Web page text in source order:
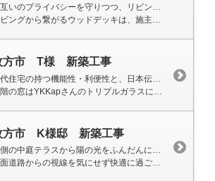
プライバシーを守りつつ、リビングは一つにまとめてコミュニケーションも取りやすい作りになっています。
ら繋がるウッドデッキは、施主様が大事にしているマキの木を残しつつ製作し、日当たりも良く目隠しフェンスで外からの視線も気にならない快適な作りになっています。
方市 T様 新築工事
YKKapさんのトリプルガラスに。冷暖房の効果が抜群になっております。施主様の思いを、設計士様、職人様、私どもがまごころ込めて丁寧に創り上げました。
方市 K様邸 新築工事
南側の中庭テラスから陽の光をふんだんに取り込み、
道路からの視線を気にせず快適に過ごせる住宅が完成しました。